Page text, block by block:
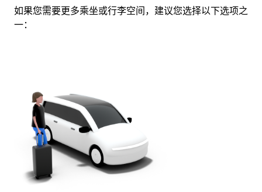
历。
如果您需要更多乘坐或行李空间，建议您选择以下选项之
一：